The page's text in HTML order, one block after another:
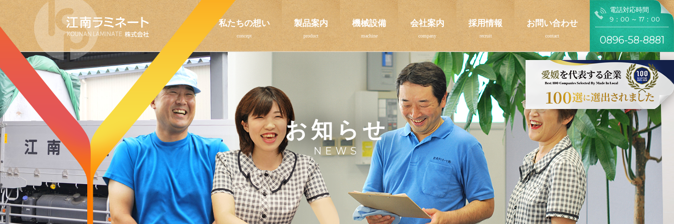
私たちの想い 製品案内 機械設備 会社案内 採用情報 お問い合わせ
電話対応時間
9：00 ～ 17：00
0896-58-8881
お知らせ